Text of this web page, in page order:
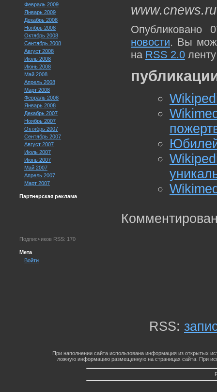
Февраль 2009
Январь 2009
Декабрь 2008
Ноябрь 2008
Октябрь 2008
Сентябрь 2008
Август 2008
Июль 2008
Июнь 2008
Май 2008
Апрель 2008
Март 2008
Февраль 2008
Январь 2008
Декабрь 2007
Ноябрь 2007
Октябрь 2007
Сентябрь 2007
Август 2007
Июль 2007
Июнь 2007
Май 2007
Апрель 2007
Март 2007
Партнерская реклама
Подписчиков RSS: 170
Мета
Войти
www.cnews.ru
Опубликовано
новости. Вы
на RSS 2.0
RSS:
При наполнении сайта использована информация из открытых
ложную информацию размещенную на страницах сайта. При